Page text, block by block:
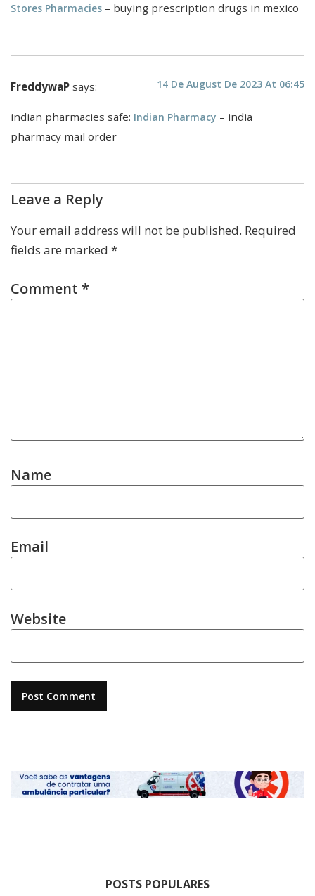
Stores Pharmacies – buying prescription drugs in mexico
FreddywaP says: 14 De August De 2023 At 06:45
indian pharmacies safe: Indian Pharmacy – india
pharmacy mail order
Leave a Reply
Your email address will not be published. Required
fields are marked *
Comment *
Name
Email
Website
POSTS POPULARES